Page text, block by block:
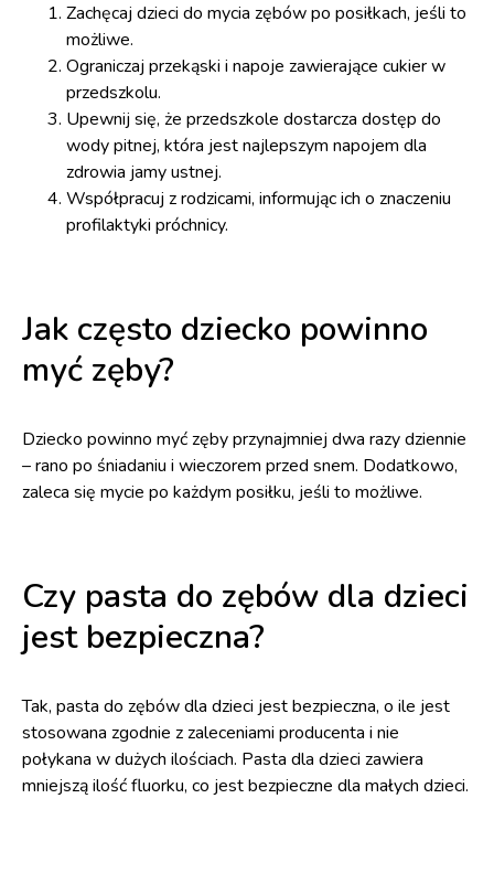
Zachęcaj dzieci do mycia zębów po posiłkach, jeśli to
możliwe.
Ograniczaj przekąski i napoje zawierające cukier w
przedszkolu.
Upewnij się, że przedszkole dostarcza dostęp do
wody pitnej, która jest najlepszym napojem dla
zdrowia jamy ustnej.
Współpracuj z rodzicami, informując ich o znaczeniu
profilaktyki próchnicy.
Jak często dziecko powinno
myć zęby?
Dziecko powinno myć zęby przynajmniej dwa razy dziennie
– rano po śniadaniu i wieczorem przed snem. Dodatkowo,
zaleca się mycie po każdym posiłku, jeśli to możliwe.
Czy pasta do zębów dla dzieci
jest bezpieczna?
Tak, pasta do zębów dla dzieci jest bezpieczna, o ile jest
stosowana zgodnie z zaleceniami producenta i nie
połykana w dużych ilościach. Pasta dla dzieci zawiera
mniejszą ilość fluorku, co jest bezpieczne dla małych dzieci.